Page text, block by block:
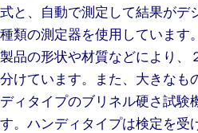
式と、自動で測定して結果がデ
種類の測定器を使用しています。
製品の形状や材質などにより、
分けています。また、大きなも
ディタイプのブリネル硬さ試験
す。ハンディタイプは検定を受